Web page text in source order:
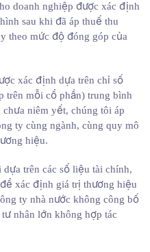
doanh nghiệp được xác định
sau khi đã áp thuế thu
theo mức độ đóng góp của
xác định dựa trên chỉ số
trên mỗi cổ phần) trung bình
niêm yết, chúng tôi áp
ty cùng ngành, cùng quy mô
hiệu.
trên các số liệu tài chính,
xác định giá trị thương hiệu
ty nhà nước không công bố
nhân lớn không hợp tác